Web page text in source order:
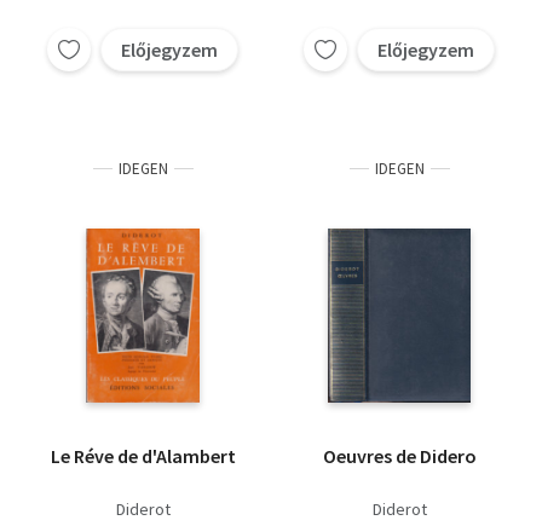
Előjegyzem Előjegyzem
IDEGEN
Le Réve de d'Alambert
Diderot
IDEGEN
Oeuvres de Didero
Diderot